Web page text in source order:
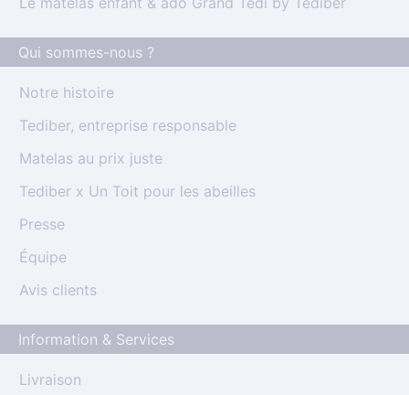
Qui sommes-nous ?
Notre histoire
Tediber, entreprise responsable
Matelas au prix juste
Tediber x Un Toit pour les abeilles
Presse
Équipe
Avis clients
Information & Services
Livraison